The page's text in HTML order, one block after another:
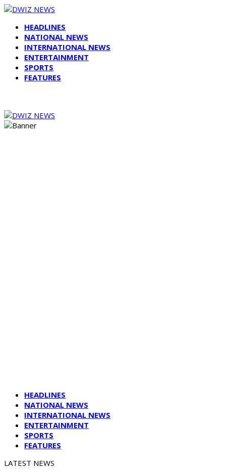
HEADLINES
NATIONAL NEWS
INTERNATIONAL NEWS
ENTERTAINMENT
SPORTS
FEATURES
HEADLINES
NATIONAL NEWS
INTERNATIONAL NEWS
ENTERTAINMENT
SPORTS
FEATURES
LATEST NEWS